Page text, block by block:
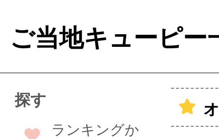
ご当地キューピー
探す
ランキングか